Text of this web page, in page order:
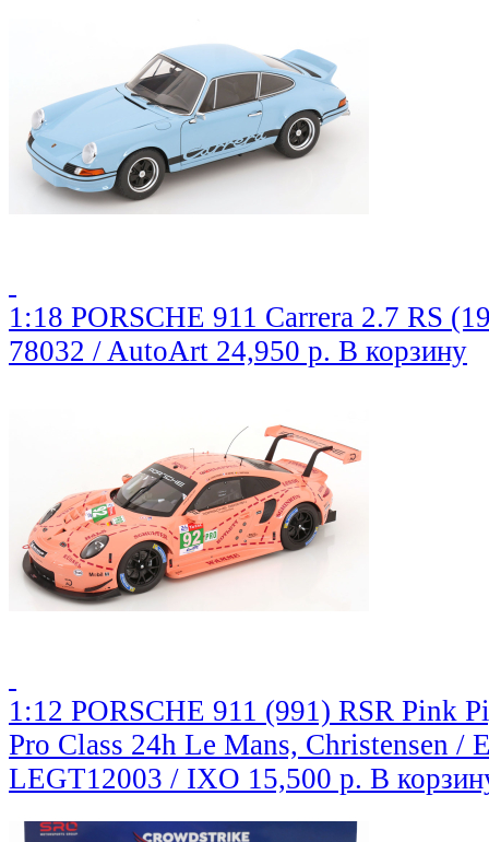
1:18 PORSCHE 911 Carrera 2.7 RS
78032 / AutoArt 24,950 р. В корзину
1:12 PORSCHE 911 (991) RSR Pink
Pro Class 24h Le Mans, Christensen /
LEGT12003 / IXO 15,500 р. В